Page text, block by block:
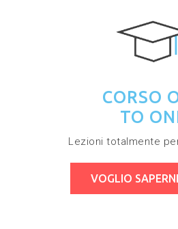
CORSO
TO
Lezioni totalmente
VOGLIO